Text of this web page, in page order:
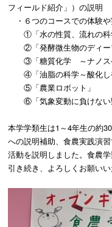
フィールド紹介」）の説明
・６つのコースでの体験
①「水の性質、流れの科
②「発酵微生物のディー
③「糖質化学 ～ナノスケ
④「油脂の科学～酸化し
⑤「農業ロボット」
⑥「気象変動に負けない
本学学類生は1～4年生の約
への説明補助、食農実践演
活動を説明しました。食農
引き続き、よろしくお願いい